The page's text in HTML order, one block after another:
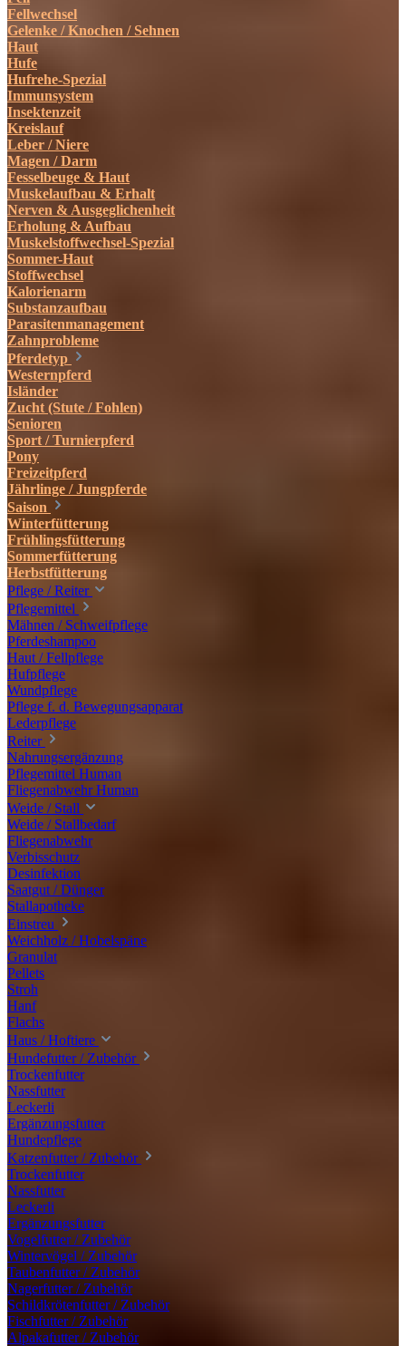
Fellwechsel
Gelenke / Knochen / Sehnen
Haut
Hufe
Hufrehe-Spezial
Immunsystem
Insektenzeit
Kreislauf
Leber / Niere
Magen / Darm
Fesselbeuge & Haut
Muskelaufbau & Erhalt
Nerven & Ausgeglichenheit
Erholung & Aufbau
Muskelstoffwechsel-Spezial
Sommer-Haut
Stoffwechsel
Kalorienarm
Substanzaufbau
Parasitenmanagement
Zahnprobleme
Pferdetyp
Westernpferd
Isländer
Zucht (Stute / Fohlen)
Senioren
Sport / Turnierpferd
Pony
Freizeitpferd
Jährlinge / Jungpferde
Saison
Winterfütterung
Frühlingsfütterung
Sommerfütterung
Herbstfütterung
Pflege / Reiter
Pflegemittel
Mähnen / Schweifpflege
Pferdeshampoo
Haut / Fellpflege
Hufpflege
Wundpflege
Pflege f. d. Bewegungsapparat
Lederpflege
Reiter
Nahrungsergänzung
Pflegemittel Human
Fliegenabwehr Human
Weide / Stall
Weide / Stallbedarf
Fliegenabwehr
Verbisschutz
Desinfektion
Saatgut / Dünger
Stallapotheke
Einstreu
Weichholz / Hobelspäne
Granulat
Pellets
Stroh
Hanf
Flachs
Haus / Hoftiere
Hundefutter / Zubehör
Trockenfutter
Nassfutter
Leckerli
Ergänzungsfutter
Hundepflege
Katzenfutter / Zubehör
Trockenfutter
Nassfutter
Leckerli
Ergänzungsfutter
Vogelfutter / Zubehör
Wintervögel / Zubehör
Taubenfutter / Zubehör
Nagerfutter / Zubehör
Schildkrötenfutter / Zubehör
Fischfutter / Zubehör
Alpakafutter / Zubehör